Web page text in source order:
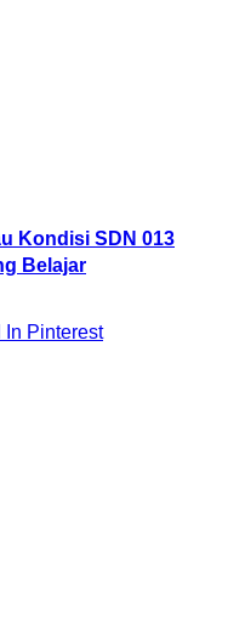
Kondisi SDN 013
Belajar
In Pinterest